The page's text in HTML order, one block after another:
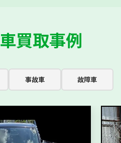
車買取事例
事故車 故障車